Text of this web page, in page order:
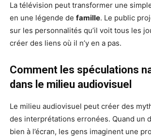
La télévision peut transformer une
en une légende de famille. Le public
sur les personnalités qu’il voit tous les
créer des liens où il n’y en a pas.
Comment les spéculations
dans le milieu audiovisuel
Le milieu audiovisuel peut créer des
des interprétations erronées. Quand un
bien à l’écran, les gens imaginent une